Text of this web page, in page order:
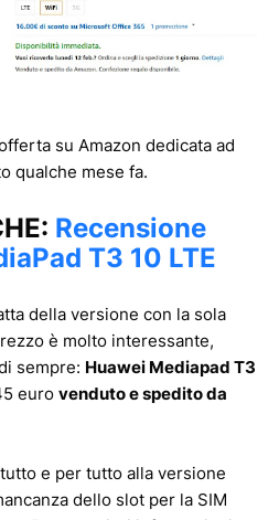
su Amazon dedicata ad
qualche mese fa.
Recensione
T3 10 LTE
della versione con la sola
è molto interessante,
sempre: Huawei Mediapad T3
euro venduto e spedito da
e per tutto alla versione
dello slot per la SIM